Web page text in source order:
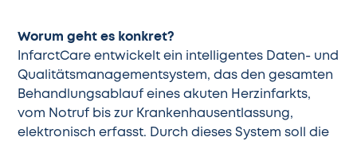
Worum geht es konkret?
InfarctCare entwickelt ein intelligentes Daten- und
Qualitätsmanagementsystem, das den gesamten
Behandlungsablauf eines akuten Herzinfarkts,
vom Notruf bis zur Krankenhausentlassung,
elektronisch erfasst. Durch dieses System soll die